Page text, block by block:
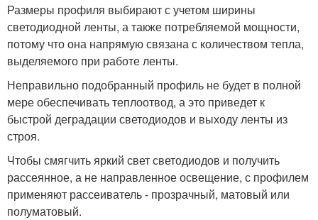
Размеры профиля выбирают с учетом ширины
светодиодной ленты, а также потребляемой мощности,
потому что она напрямую связана с количеством тепла,
выделяемого при работе ленты.
Неправильно подобранный профиль не будет в полной
мере обеспечивать теплоотвод, а это приведет к
быстрой деградации светодиодов и выходу ленты из
строя.
Чтобы смягчить яркий свет светодиодов и получить
рассеянное, а не направленное освещение, с профилем
применяют рассеиватель - прозрачный, матовый или
полуматовый.